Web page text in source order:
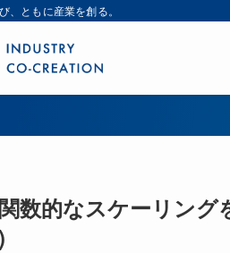
、ともに産業を創る。
数的なスケーリン